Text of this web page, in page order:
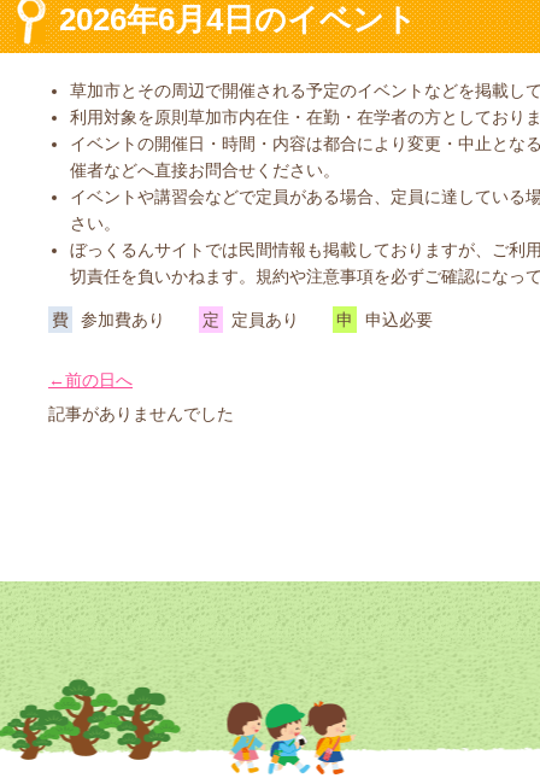
2026年6月4日のイベント
草加市とその周辺で開催される予定のイベントなどを掲載し
利用対象を原則草加市内在住・在勤・在学者の方としており
イベントの開催日・時間・内容は都合により変更・中止とな
催者などへ直接お問合せください。
イベントや講習会などで定員がある場合、定員に達している
さい。
ぼっくるんサイトでは民間情報も掲載しておりますが、ご利
切責任を負いかねます。規約や注意事項を必ずご確認になっ
費 参加費あり 定 定員あり 申 申込必要
←前の日へ
記事がありませんでした